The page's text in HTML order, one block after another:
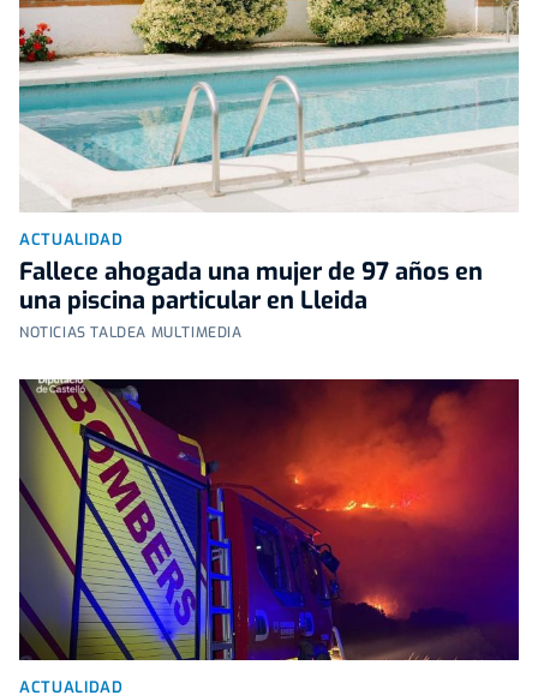
ACTUALIDAD
Fallece ahogada una mujer de 97 años en
una piscina particular en Lleida
NOTICIAS TALDEA MULTIMEDIA
ACTUALIDAD